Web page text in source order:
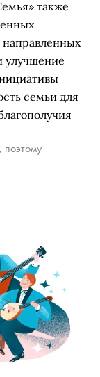
также
улучшение
семьи для
поэтому